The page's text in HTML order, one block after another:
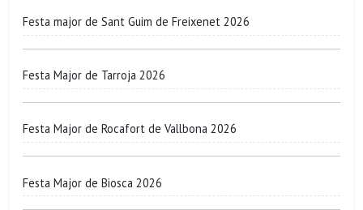
Festa major de Sant Guim de Freixenet 2026
Festa Major de Tarroja 2026
Festa Major de Rocafort de Vallbona 2026
Festa Major de Biosca 2026